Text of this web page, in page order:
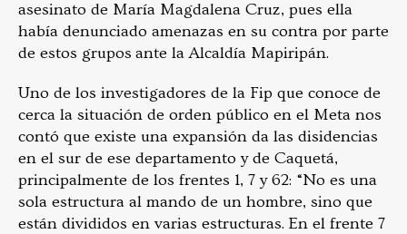
asesinato de María Magdalena Cruz, pues ella
había denunciado amenazas en su contra por parte
de estos grupos ante la Alcaldía Mapiripán.
Uno de los investigadores de la Fip que conoce de
cerca la situación de orden público en el Meta nos
contó que existe una expansión da las disidencias
en el sur de ese departamento y de Caquetá,
principalmente de los frentes 1, 7 y 62: “No es una
sola estructura al mando de un hombre, sino que
están divididos en varias estructuras. En el frente 7